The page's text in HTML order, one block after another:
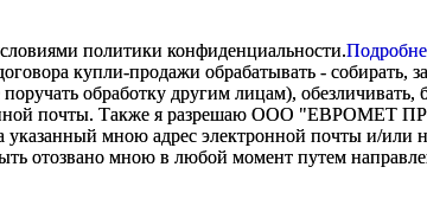
политики конфиденциальности.
купли-продажи обрабатывать - собирать,
поручать обработку другим лицам),
почты. Также я разрешаю ООО "ЕВРОМЕТ
мною адрес электронной почты и/или
отозвано мною в любой момент путем